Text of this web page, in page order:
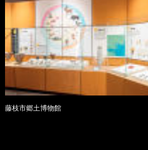
藤枝市郷土博物館